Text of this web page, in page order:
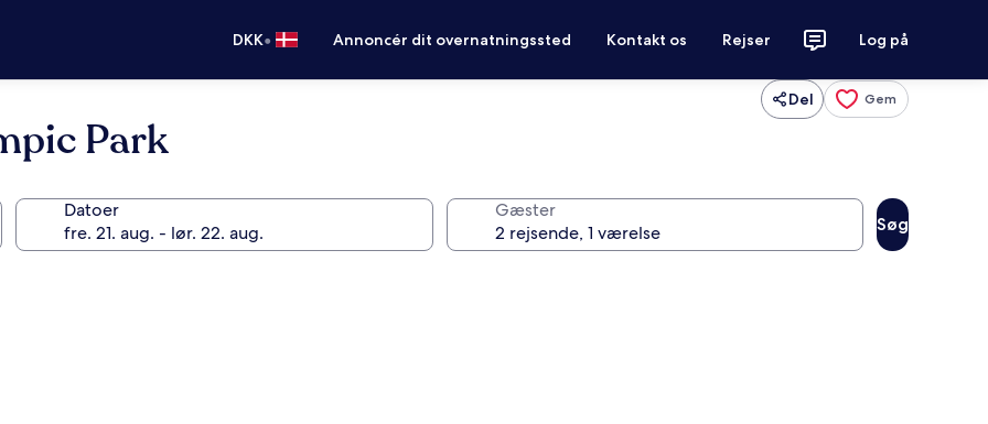
DKK• Annoncér dit overnatningssted Kontakt os Rejser Log på
Del Gem
Park
Datoer Gæster
Søg